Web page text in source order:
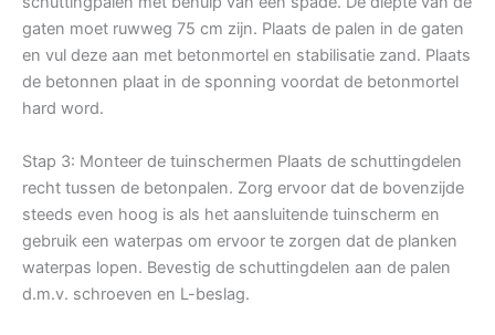
gaten moet ruwweg 75 cm zijn. Plaats de palen in de gaten
en vul deze aan met betonmortel en stabilisatie zand. Plaats
de betonnen plaat in de sponning voordat de betonmortel
hard word.
Stap 3: Monteer de tuinschermen Plaats de schuttingdelen
recht tussen de betonpalen. Zorg ervoor dat de bovenzijde
steeds even hoog is als het aansluitende tuinscherm en
gebruik een waterpas om ervoor te zorgen dat de planken
waterpas lopen. Bevestig de schuttingdelen aan de palen
d.m.v. schroeven en L-beslag.